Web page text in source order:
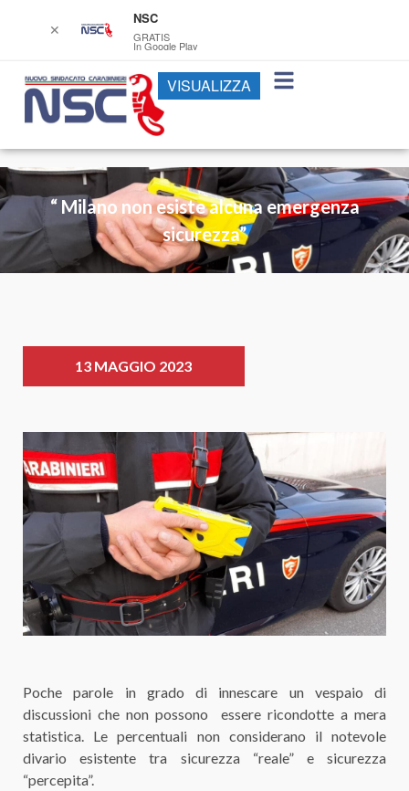
“ Milano non esiste alcuna emergenza
sicurezza”
13 MAGGIO 2023
Poche parole in grado di innescare un vespaio di
discussioni che non possono essere ricondotte a mera
statistica. Le percentuali non considerano il notevole
divario esistente tra sicurezza “reale” e sicurezza
“percepita”.
✕
NSC
GRATIS
In Google Play
VISUALIZZA